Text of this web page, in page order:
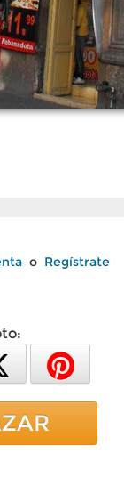
o Regístrate